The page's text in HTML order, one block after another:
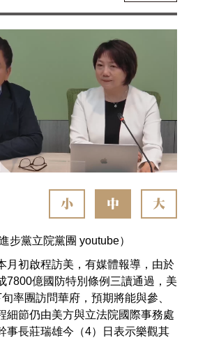
小 中 大
步黨立院黨團 youtube）
月初啟程訪美，有媒體報導，由於
7800億國防特別條例三讀通過，美
率團訪問華府，預期將能與參、
細節仍由美方與立法院國際事務處
事長莊瑞雄今（4）日表示樂觀其